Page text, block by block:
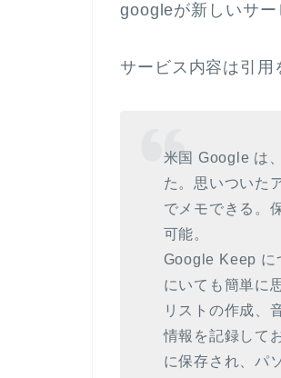
googleが新しいサ
サービス内容は引
米国 Google は
た。思いついた
でメモできる。
可能。
Google Keep に
にいても簡単に
リストの作成、
情報を記録して
に保存され、パ